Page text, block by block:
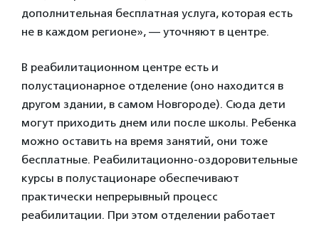
дополнительная бесплатная услуга, которая есть
не в каждом регионе», — уточняют в центре.
В реабилитационном центре есть и
полустационарное отделение (оно находится в
другом здании, в самом Новгороде). Сюда дети
могут приходить днем или после школы. Ребенка
можно оставить на время занятий, они тоже
бесплатные. Реабилитационно-оздоровительные
курсы в полустационаре обеспечивают
практически непрерывный процесс
реабилитации. При этом отделении работает